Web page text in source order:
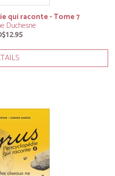
qui raconte - Tome 7
Duchesne